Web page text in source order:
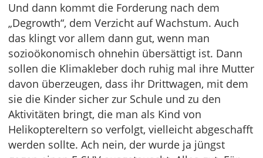
Und dann kommt die Forderung nach dem
„Degrowth“, dem Verzicht auf Wachstum. Auch
das klingt vor allem dann gut, wenn man
sozioökonomisch ohnehin übersättigt ist. Dann
sollen die Klimakleber doch ruhig mal ihre Mutter
davon überzeugen, dass ihr Drittwagen, mit dem
sie die Kinder sicher zur Schule und zu den
Aktivitäten bringt, die man als Kind von
Helikoptereltern so verfolgt, vielleicht abgeschafft
werden sollte. Ach nein, der wurde ja jüngst